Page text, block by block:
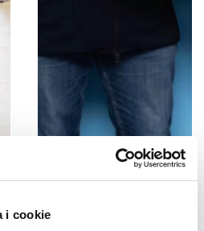
i cookie